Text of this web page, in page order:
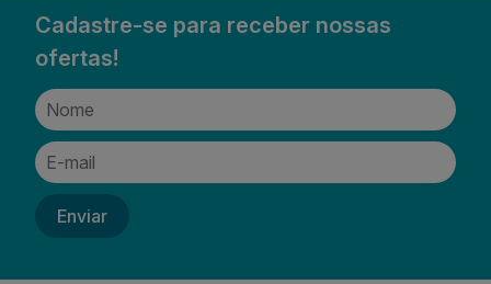
Cadastre-se para receber nossas
ofertas!